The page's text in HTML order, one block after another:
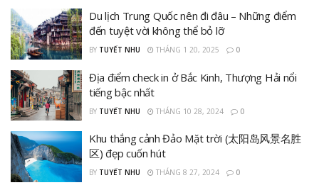
Du lịch Trung Quốc nên đi đâu – Những điểm
đến tuyệt vời không thể bỏ lỡ
BY TUYẾT NHU THÁNG 1 20, 2025 0
Địa điểm check in ở Bắc Kinh, Thượng Hải nổi
tiếng bậc nhất
BY TUYẾT NHU THÁNG 10 28, 2024 0
Khu thắng cảnh Đảo Mặt trời (太阳岛风景名胜
区) đẹp cuốn hút
BY TUYẾT NHU THÁNG 8 27, 2024 0